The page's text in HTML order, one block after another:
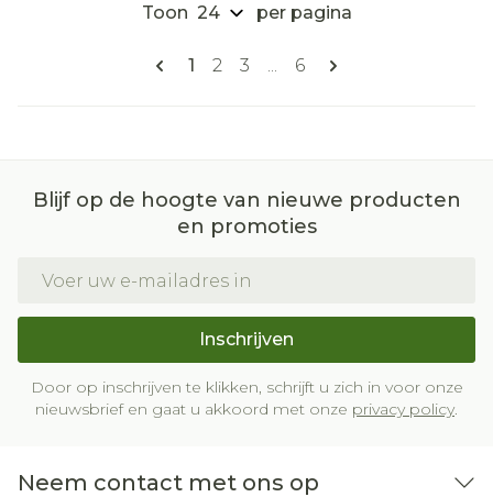
Pagina's
U lees momenteel pagina
1 Pagina
2 Pagina
3 ... Pagina
6
Toon per pagina
Blijf op de hoogte van nieuwe producten
en promoties
Inschrijven
Door op inschrijven te klikken, schrijft u zich in voor onze
nieuwsbrief en gaat u akkoord met onze privacy policy.
Neem contact met ons op